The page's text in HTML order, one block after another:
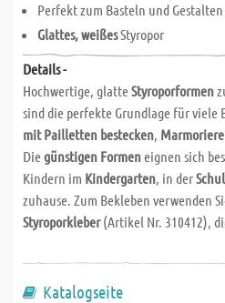
Perfekt zum Basteln und
Glattes, weißesStyropor
Details -
Hochwertige, glatteStyroporformen
sind die perfekte Grundlage für viele
mit Pailletten bestecken,
Diegünstigen Formeneignen sich
Kindern im Kindergarten, in der
zuhause. Zum Bekleben verwenden
Styroporkleber(Artikel Nr. 310412),
Katalogseite